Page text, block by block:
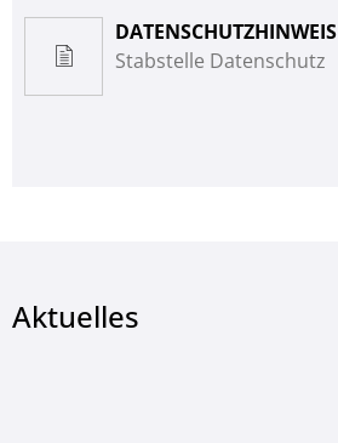
DATENSCHUTZHINWEIS
Stabstelle Datenschutz
Aktuelles